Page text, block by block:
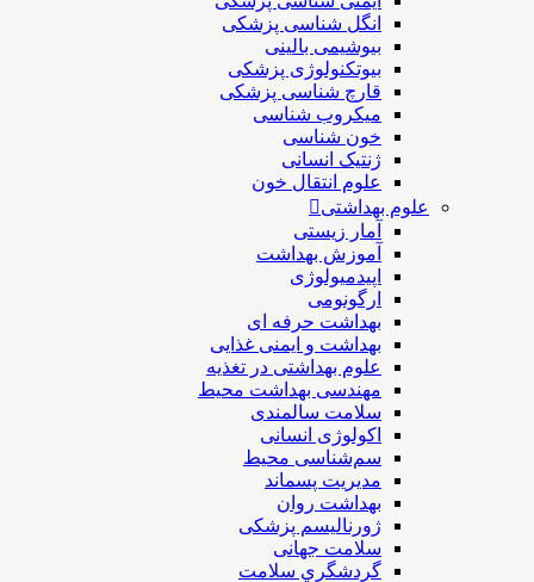
انگل شناسی پزشکی
بیوشیمی بالینی
بیوتکنولوژی پزشکی
قارچ شناسی پزشکی
ميكروب شناسی
خون شناسی
ژنتیک انسانی
علوم انتقال خون
علوم بهداشتی
آمار زیستی
آموزش بهداشت
اپیدمیولوژی
ارگونومی
بهداشت حرفه ای
بهداشت و ایمنی غذایی
علوم بهداشتی در تغذیه
مهندسی بهداشت محيط
سلامت سالمندی
اکولوژی انسانی
سم‌شناسی محیط
مدیریت پسماند
بهداشت روان
ژورنالیسم پزشکی
سلامت جهانی
گردشگري سلامت